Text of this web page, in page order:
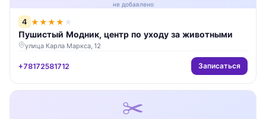
не добавлено
4 ★★★★ ★
Пушистый Модник, центр по уходу за животными
улица Карла Маркса, 12
+78172581712 Записаться
✂️